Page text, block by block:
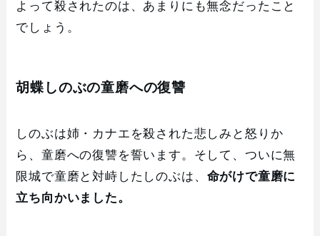
よって殺されたのは、あまりにも無念だったこと
でしょう。
胡蝶しのぶの童磨への復讐
しのぶは姉・カナエを殺された悲しみと怒りか
ら、童磨への復讐を誓います。そして、ついに無
限城で童磨と対峙したしのぶは、 命がけで童磨に
立ち向かいました。